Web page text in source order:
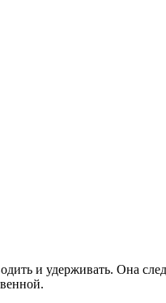
и удерживать. Она